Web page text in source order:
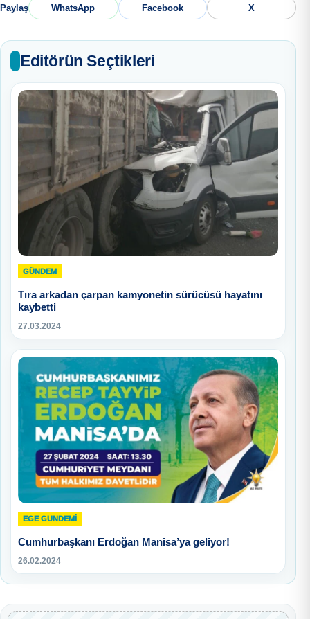
Paylaş WhatsApp Facebook X
Editörün Seçtikleri
GÜNDEM
Tıra arkadan çarpan kamyonetin sürücüsü hayatını
kaybetti
27.03.2024
EGE GUNDEMİ
Cumhurbaşkanı Erdoğan Manisa’ya geliyor!
26.02.2024